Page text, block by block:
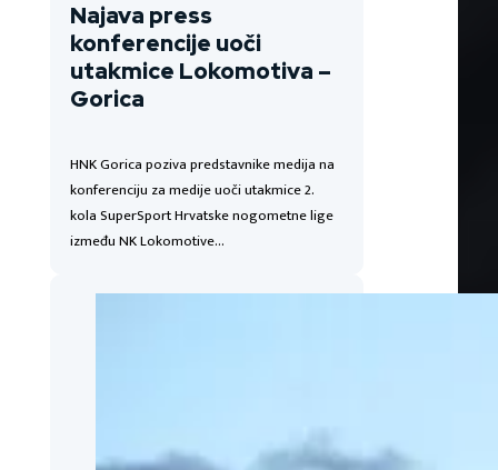
Najava press
konferencije uoči
utakmice Lokomotiva –
Gorica
HNK Gorica poziva predstavnike medija na
konferenciju za medije uoči utakmice 2.
kola SuperSport Hrvatske nogometne lige
između NK Lokomotive…